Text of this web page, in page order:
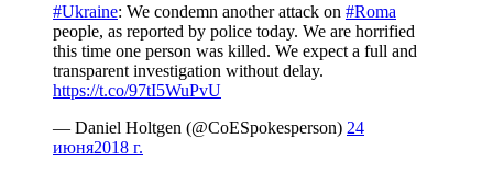
#Ukraine: We condemn another attack on #Roma
people, as reported by police today. We are horrified
this time one person was killed. We expect a full and
transparent investigation without delay.
https://t.co/97tI5WuPvU
— Daniel Holtgen (@CoESpokesperson) 24
июня2018 г.